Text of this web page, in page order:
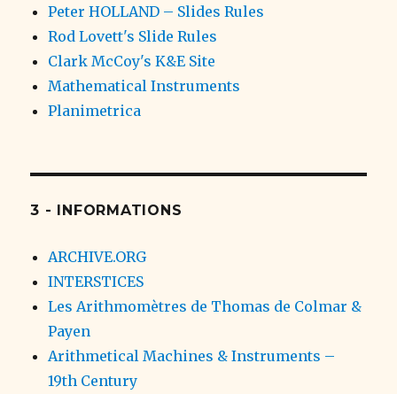
Peter HOLLAND – Slides Rules
Rod Lovett's Slide Rules
Clark McCoy's K&E Site
Mathematical Instruments
Planimetrica
3 - INFORMATIONS
ARCHIVE.ORG
INTERSTICES
Les Arithmomètres de Thomas de Colmar &
Payen
Arithmetical Machines & Instruments –
19th Century